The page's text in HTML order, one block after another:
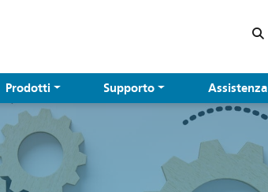
Prodotti Supporto Assistenza